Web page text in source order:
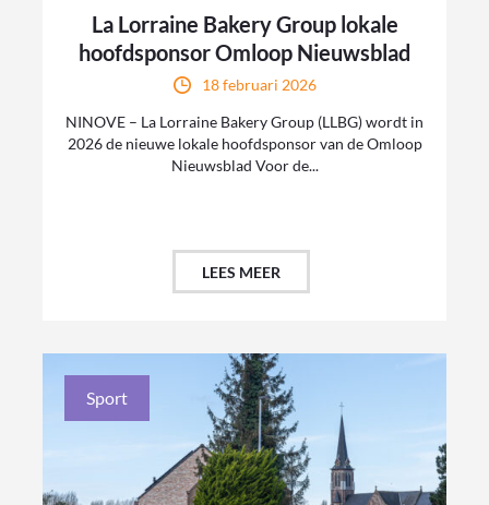
La Lorraine Bakery Group lokale
hoofdsponsor Omloop Nieuwsblad
18 februari 2026
NINOVE – La Lorraine Bakery Group (LLBG) wordt in
2026 de nieuwe lokale hoofdsponsor van de Omloop
Nieuwsblad Voor de...
LEES MEER
Sport